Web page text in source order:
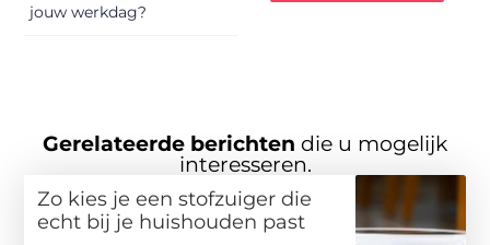
jouw werkdag?
Gerelateerde berichten die u mogelijk
interesseren.
Zo kies je een stofzuiger die
echt bij je huishouden past